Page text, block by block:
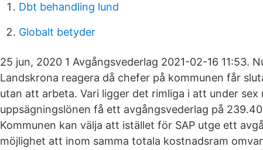
Dbt behandling lund
Globalt betyder
25 jun, 2020 1 Avgångsvederlag 2021-02-16 11:53.
Landskrona reagera då chefer på kommunen får
utan att arbeta. Vari ligger det rimliga i att under sex
uppsägningslönen få ett avgångsvederlag på
Kommunen kan välja att istället för SAP utge ett
möjlighet att inom samma totala kostnadsram